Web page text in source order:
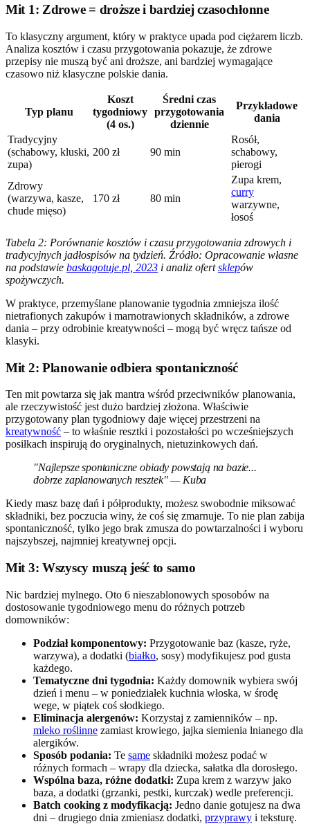
Mit 1: Zdrowe = droższe i bardziej czasochłonne
To klasyczny argument, który w praktyce upada pod ciężarem liczb.
Analiza kosztów i czasu przygotowania pokazuje, że zdrowe
przepisy nie muszą być ani droższe, ani bardziej wymagające
czasowo niż klasyczne polskie dania.
Typ planu
Koszt
tygodniowy
(4 os.)
Średni czas
przygotowania
dziennie
Przykładowe
dania
Tradycyjny
(schabowy, kluski,
zupa)
200 zł 90 min
Rosół,
schabowy,
pierogi
Zdrowy
(warzywa, kasze,
chude mięso)
170 zł 80 min
Zupa krem,
curry
warzywne,
łosoś
Tabela 2: Porównanie kosztów i czasu przygotowania zdrowych i
tradycyjnych jadłospisów na tydzień. Źródło: Opracowanie własne
na podstawie baskagotuje.pl, 2023 i analiz ofertsklepów
spożywczych.
W praktyce, przemyślane planowanie tygodnia zmniejsza ilość
nietrafionych zakupów i marnotrawionych składników, a zdrowe
dania – przy odrobinie kreatywności – mogą być wręcz tańsze od
klasyki.
Mit 2: Planowanie odbiera spontaniczność
Ten mit powtarza się jak mantra wśród przeciwników planowania,
ale rzeczywistość jest dużo bardziej złożona. Właściwie
przygotowany plan tygodniowy daje więcej przestrzeni na
kreatywność – to właśnie resztki i pozostałości po wcześniejszych
posiłkach inspirują do oryginalnych, nietuzinkowych dań.
"Najlepsze spontaniczne obiady powstają na bazie...
dobrze zaplanowanych resztek" — Kuba
Kiedy masz bazę dań i półprodukty, możesz swobodnie miksować
składniki, bez poczucia winy, że coś się zmarnuje. To nie plan zabija
spontaniczność, tylko jego brak zmusza do powtarzalności i wyboru
najszybszej, najmniej kreatywnej opcji.
Mit 3: Wszyscy muszą jeść to samo
Nic bardziej mylnego. Oto 6 nieszablonowych sposobów na
dostosowanie tygodniowego menu do różnych potrzeb
domowników:
Podział komponentowy: Przygotowanie baz (kasze, ryże,
warzywa), a dodatki (białko, sosy) modyfikujesz pod gusta
każdego.
Tematyczne dni tygodnia: Każdy domownik wybiera swój
dzień i menu – w poniedziałek kuchnia włoska, w środę
wege, w piątek coś słodkiego.
Eliminacja alergenów: Korzystaj z zamienników – np.
mleko roślinne zamiast krowiego, jajka siemienia lnianego dla
alergików.
Sposób podania: Te same składniki możesz podać w
różnych formach – wrapy dla dziecka, sałatka dla dorosłego.
Wspólna baza, różne dodatki: Zupa krem z warzyw jako
baza, a dodatki (grzanki, pestki, kurczak) wedle preferencji.
Batch cooking z modyfikacją: Jedno danie gotujesz na dwa
dni – drugiego dnia zmieniasz dodatki, przyprawy i teksturę.